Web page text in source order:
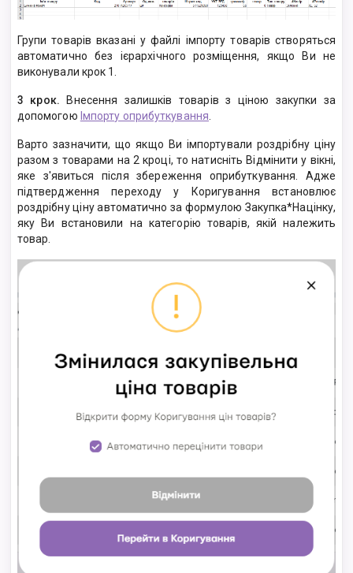
Групи товарів вказані у файлі імпорту товарів створяться
автоматично без ієрархічного розміщення, якщо Ви не
виконували крок 1.
3 крок.Внесення залишків товарів з ціною закупки за
допомогою Імпорту оприбуткування
Варто зазначити, що якщо Ви імпортували роздрібну ціну
разом з товарами на 2 кроці, то натисніть Відмінити у вікні,
яке з'явиться після збереження оприбуткування. Адже
підтвердження переходу у Коригування встановлює
роздрібну ціну автоматично за формулою Закупка*Націнку,
яку Ви встановили на категорію товарів, якій належить
товар.